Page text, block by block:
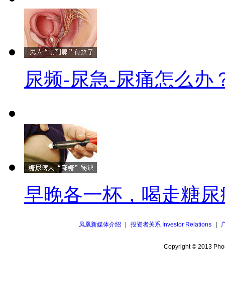
尿频-尿急-尿痛怎么办
早晚各一杯，喝走糖尿
凤凰新媒体介绍 投资者关系 Investor Relations
Copyright © 2013